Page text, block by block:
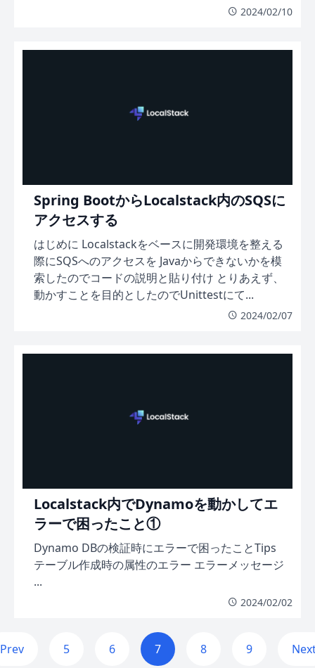
2024/02/10
Spring BootからLocalstack内のSQSに
アクセスする
はじめに Localstackをベースに開発環境を整える
際にSQSへのアクセスを Javaからできないかを模
索したのでコードの説明と貼り付け とりあえず、
動かすことを目的としたのでUnittestにて...
2024/02/07
Localstack内でDynamoを動かしてエ
ラーで困ったこと①
Dynamo DBの検証時にエラーで困ったことTips
テーブル作成時の属性のエラー エラーメッセージ
...
2024/02/02
Prev 5 6 7 8 9